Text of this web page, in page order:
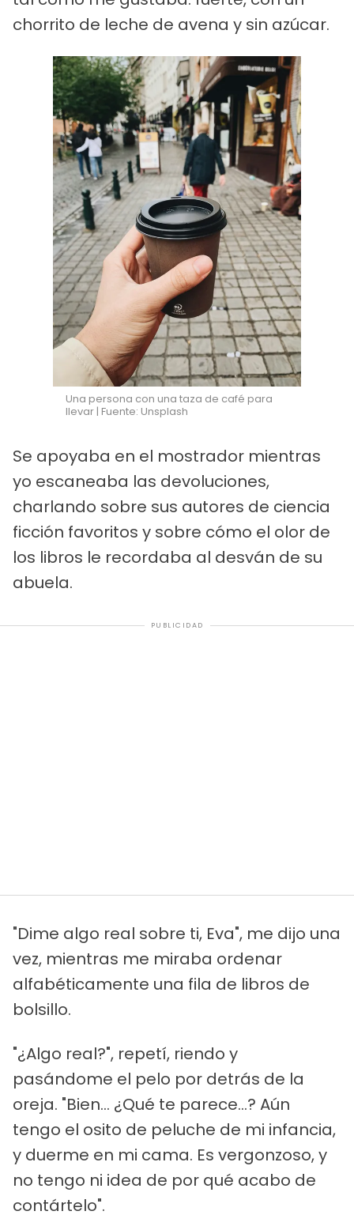
chorrito de leche de avena y sin azúcar.
Una persona con una taza de café para
llevar | Fuente: Unsplash
Se apoyaba en el mostrador mientras
yo escaneaba las devoluciones,
charlando sobre sus autores de ciencia
ficción favoritos y sobre cómo el olor de
los libros le recordaba al desván de su
abuela.
PUBLICIDAD
"Dime algo real sobre ti, Eva", me dijo una
vez, mientras me miraba ordenar
alfabéticamente una fila de libros de
bolsillo.
"¿Algo real?", repetí, riendo y
pasándome el pelo por detrás de la
oreja. "Bien... ¿Qué te parece...? Aún
tengo el osito de peluche de mi infancia,
y duerme en mi cama. Es vergonzoso, y
no tengo ni idea de por qué acabo de
contártelo".